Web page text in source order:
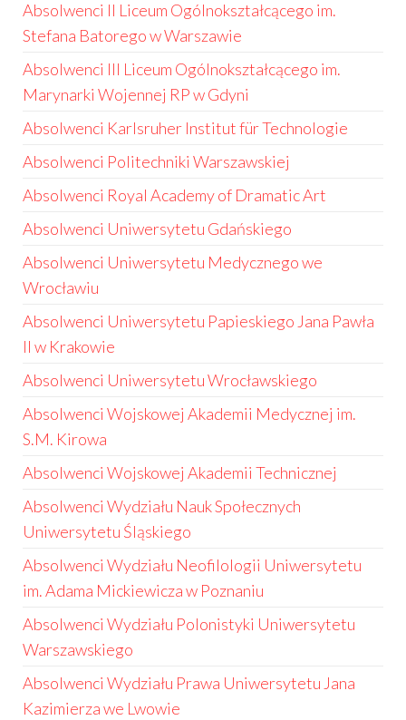
Absolwenci II Liceum Ogólnokształcącego im.
Stefana Batorego w Warszawie
Absolwenci III Liceum Ogólnokształcącego im.
Marynarki Wojennej RP w Gdyni
Absolwenci Karlsruher Institut für Technologie
Absolwenci Politechniki Warszawskiej
Absolwenci Royal Academy of Dramatic Art
Absolwenci Uniwersytetu Gdańskiego
Absolwenci Uniwersytetu Medycznego we
Wrocławiu
Absolwenci Uniwersytetu Papieskiego Jana Pawła
II w Krakowie
Absolwenci Uniwersytetu Wrocławskiego
Absolwenci Wojskowej Akademii Medycznej im.
S.M. Kirowa
Absolwenci Wojskowej Akademii Technicznej
Absolwenci Wydziału Nauk Społecznych
Uniwersytetu Śląskiego
Absolwenci Wydziału Neofilologii Uniwersytetu
im. Adama Mickiewicza w Poznaniu
Absolwenci Wydziału Polonistyki Uniwersytetu
Warszawskiego
Absolwenci Wydziału Prawa Uniwersytetu Jana
Kazimierza we Lwowie